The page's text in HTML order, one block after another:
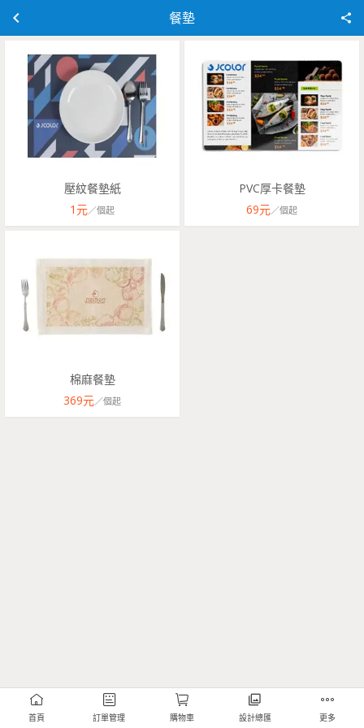
餐墊
壓紋餐墊紙
1元／個起
PVC厚卡餐墊
69元／個起
棉麻餐墊
369元／個起
首頁 訂單管理 購物車 設計總匯 更多